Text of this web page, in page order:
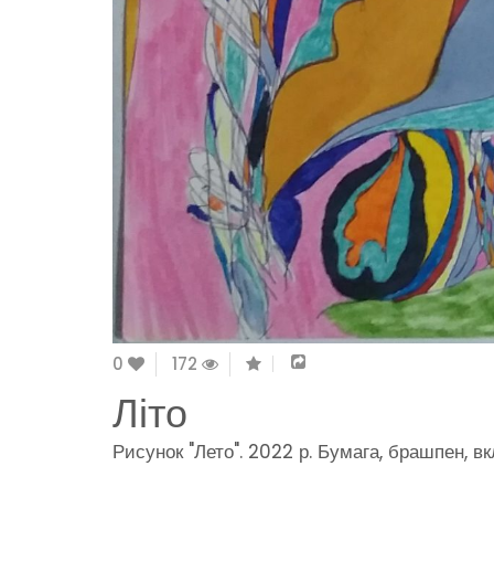
0 172
Літо
Рисунок "Лето". 2022 р. Бумага, брашпен,